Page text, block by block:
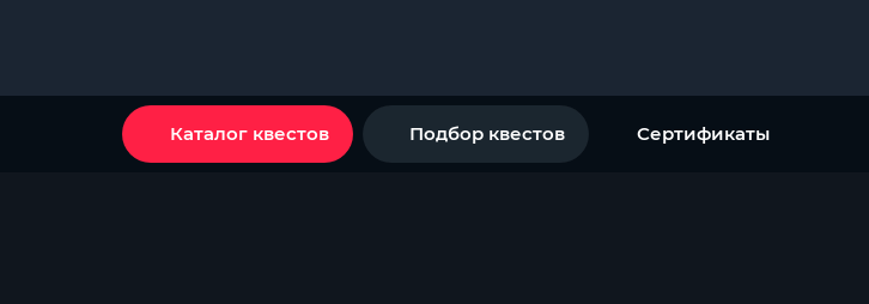
Каталог квестов Подбор квестов Сертификаты